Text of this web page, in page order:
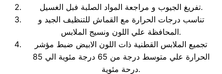
تفريغ الجيوب و مراجعة المواد الصلبة فبل الغسيل.
تناسب درجات الحرارة مع القماش للتنظيف الجيد و
المحافظة علي اللون ونسيج الملابس.
تجميع الملابس القطنية ذات اللون الابيض ضبط مؤشر
الحرارة علي متوسط درجة من 65 درجة مئوية الي 85
درحة مئوية.